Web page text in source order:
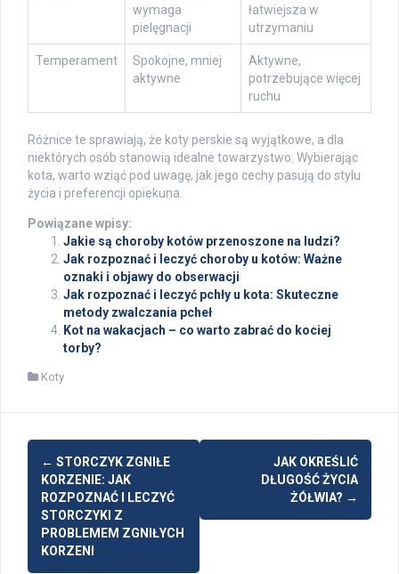
wymaga
pielęgnacji
łatwiejsza w
utrzymaniu
Temperament
Spokojne, mniej
aktywne
Aktywne,
potrzebujące więcej
ruchu
Różnice te sprawiają, że koty perskie są wyjątkowe, a dla
niektórych osób stanowią idealne towarzystwo. Wybierając
kota, warto wziąć pod uwagę, jak jego cechy pasują do stylu
życia i preferencji opiekuna.
Powiązane wpisy:
Jakie są choroby kotów przenoszone na ludzi?
Jak rozpoznać i leczyć choroby u kotów: Ważne
oznaki i objawy do obserwacji
Jak rozpoznać i leczyć pchły u kota: Skuteczne
metody zwalczania pcheł
Kot na wakacjach – co warto zabrać do kociej
torby?
Koty
Post
navigation
← STORCZYK ZGNIŁE
KORZENIE: JAK
ROZPOZNAĆ I LECZYĆ
STORCZYKI Z
PROBLEMEM ZGNIŁYCH
KORZENI
JAK OKREŚLIĆ
DŁUGOŚĆ ŻYCIA
ŻÓŁWIA? →